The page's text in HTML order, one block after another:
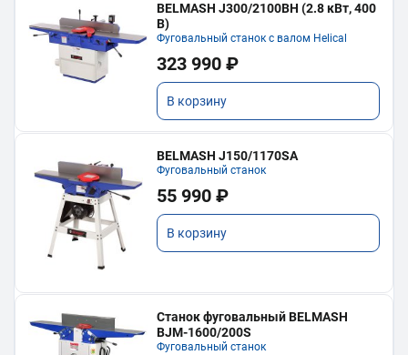
BELMASH J300/2100ВH (2.8 кВт, 400
В)
Фуговальный станок с валом Helical
323 990 ₽
В корзину
BELMASH J150/1170SA
Фуговальный станок
55 990 ₽
В корзину
Станок фуговальный BELMASH
BJM-1600/200S
Фуговальный станок